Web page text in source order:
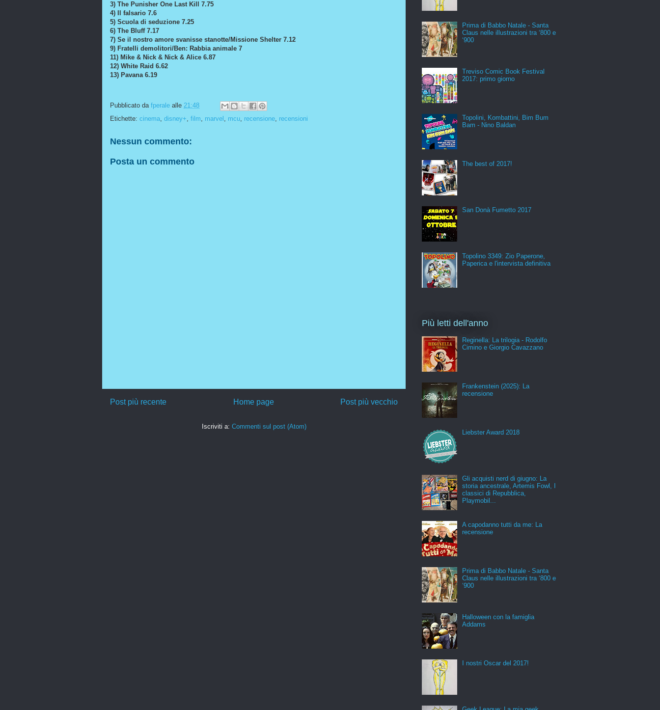
3) The Punisher One Last Kill 7.75
4) Il falsario 7.6
5) Scuola di seduzione 7.25
6) The Bluff 7.17
7) Se il nostro amore svanisse stanotte/Missione Shelter 7.12
9) Fratelli demolitori/Ben: Rabbia animale 7
11) Mike & Nick & Nick & Alice 6.87
12) White Raid 6.62
13) Pavana 6.19
Pubblicato da fperale alle 21:48
Etichette: cinema, disney+, film, marvel , mcu, recensione, recensioni
Nessun commento:
Posta un commento
Post più recente Post più vecchio
Home page
Iscriviti a: Commenti sul post (Atom)
Prima di Babbo Natale - Santa
Claus nelle illustrazioni tra ‘800 e
‘900
Treviso Comic Book Festival
2017: primo giorno
Topolini, Kombattini, Bim Bum
Bam - Nino Baldan
The best of 2017!
San Donà Fumetto 2017
Topolino 3349: Zio Paperone,
Paperica e l'intervista definitiva
Più letti dell'anno
Reginella: La trilogia - Rodolfo
Cimino e Giorgio Cavazzano
Frankenstein (2025): La
recensione
Liebster Award 2018
Gli acquisti nerd di giugno: La
storia ancestrale, Artemis Fowl, I
classici di Repubblica,
Playmobil...
A capodanno tutti da me: La
recensione
Prima di Babbo Natale - Santa
Claus nelle illustrazioni tra ‘800 e
‘900
Halloween con la famiglia
Addams
I nostri Oscar del 2017!